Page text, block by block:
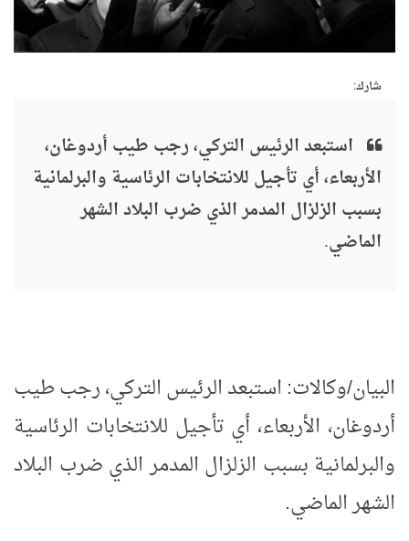
شارك:
استبعد الرئيس التركي، رجب طيب أردوغان،
الأربعاء، أي تأجيل للانتخابات الرئاسية والبرلمانية
بسبب الزلزال المدمر الذي ضرب البلاد الشهر
الماضي.
البيان/وكالات: استبعد الرئيس التركي، رجب طيب
أردوغان، الأربعاء، أي تأجيل للانتخابات الرئاسية
والبرلمانية بسبب الزلزال المدمر الذي ضرب البلاد
الشهر الماضي.